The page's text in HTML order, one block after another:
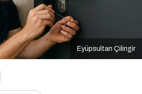
Eyüpsultan Çilingir